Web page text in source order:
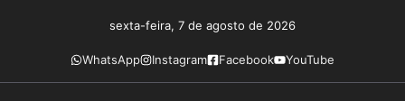
conteúdo
sexta-feira, 7 de agosto de 2026
WhatsApp Instagram Facebook YouTube